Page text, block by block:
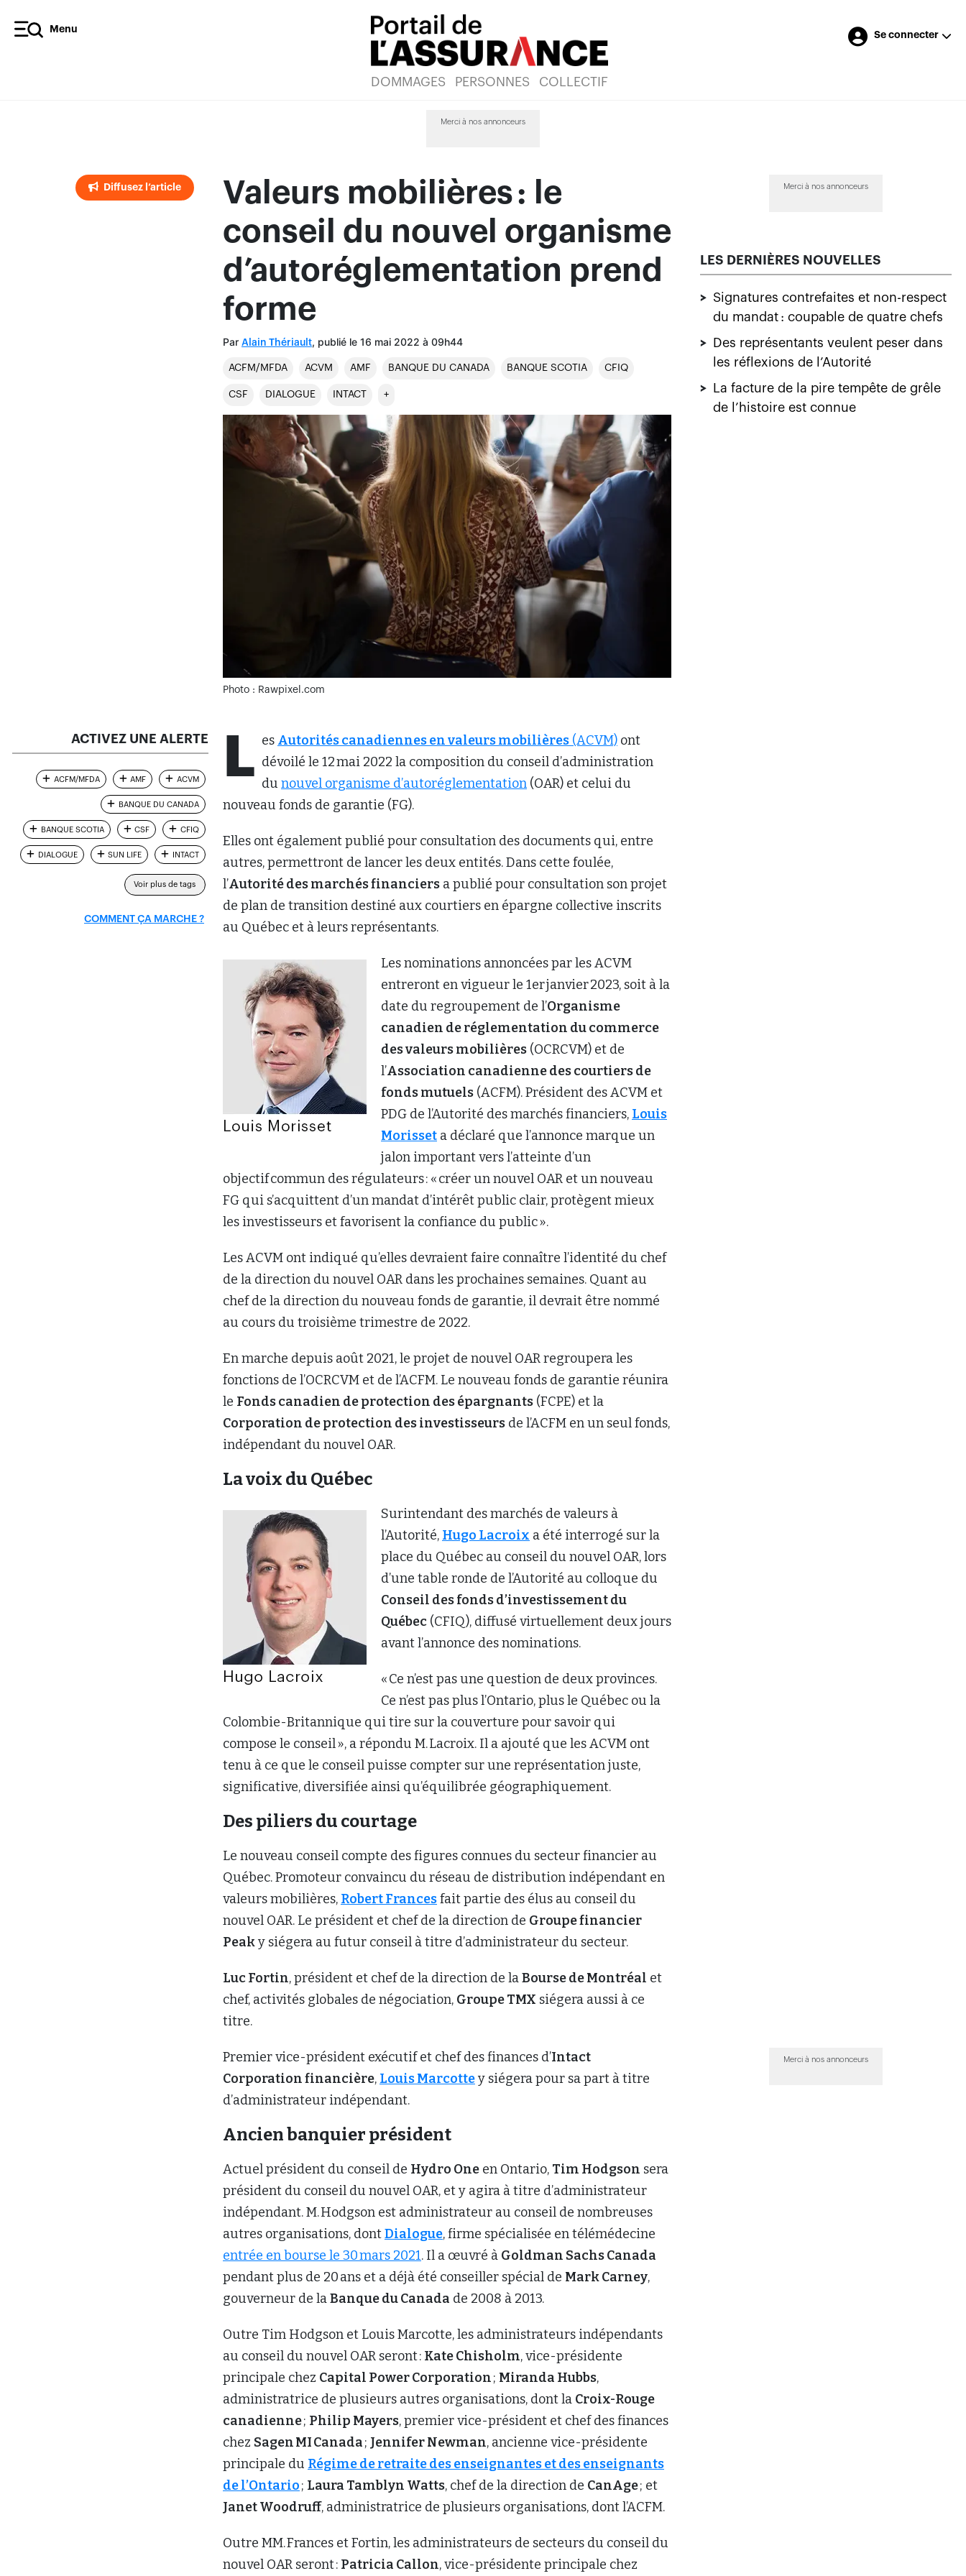
Menu
DOMMAGES PERSONNES COLLECTIF
Se connecter
Merci à nos annonceurs
Diffusez l’article
Valeurs mobilières : le
conseil du nouvel organisme
d’autoréglementation prend
forme
Par Alain Thériault, publié le 16 mai 2022 à 09h44
ACFM/MFDA ACVM AMF BANQUE DU CANADA BANQUE SCOTIA CFIQ
CSF DIALOGUE INTACT +
Photo : Rawpixel.com
L es Autorités canadiennes en valeurs mobilières (ACVM) ont
dévoilé le 12 mai 2022 la composition du conseil d’administration
du nouvel organisme d’autoréglementation (OAR) et celui du
nouveau fonds de garantie (FG).
Elles ont également publié pour consultation des documents qui, entre
autres, permettront de lancer les deux entités. Dans cette foulée,
l’Autorité des marchés financiers a publié pour consultation son projet
de plan de transition destiné aux courtiers en épargne collective inscrits
au Québec et à leurs représentants.
Les nominations annoncées par les ACVM
entreront en vigueur le 1er janvier 2023, soit à la
date du regroupement de l’Organisme
canadien de réglementation du commerce
des valeurs mobilières (OCRCVM) et de
l’Association canadienne des courtiers de
fonds mutuels (ACFM). Président des ACVM et
PDG de l’Autorité des marchés financiers, Louis
Morisset a déclaré que l’annonce marque un
jalon important vers l’atteinte d’un
objectif commun des régulateurs : « créer un nouvel OAR et un nouveau
FG qui s’acquittent d’un mandat d’intérêt public clair, protègent mieux
les investisseurs et favorisent la confiance du public ».
Les ACVM ont indiqué qu’elles devraient faire connaître l’identité du chef
de la direction du nouvel OAR dans les prochaines semaines. Quant au
chef de la direction du nouveau fonds de garantie, il devrait être nommé
au cours du troisième trimestre de 2022.
En marche depuis août 2021, le projet de nouvel OAR regroupera les
fonctions de l’OCRCVM et de l’ACFM. Le nouveau fonds de garantie réunira
le Fonds canadien de protection des épargnants (FCPE) et la
Corporation de protection des investisseurs de l’ACFM en un seul fonds,
indépendant du nouvel OAR.
La voix du Québec
Surintendant des marchés de valeurs à
l’Autorité, Hugo Lacroix a été interrogé sur la
place du Québec au conseil du nouvel OAR, lors
d’une table ronde de l’Autorité au colloque du
Conseil des fonds d’investissement du
Québec (CFIQ), diffusé virtuellement deux jours
avant l’annonce des nominations.
« Ce n’est pas une question de deux provinces.
Ce n’est pas plus l’Ontario, plus le Québec ou la
Colombie-Britannique qui tire sur la couverture pour savoir qui
compose le conseil », a répondu M. Lacroix. Il a ajouté que les ACVM ont
tenu à ce que le conseil puisse compter sur une représentation juste,
significative, diversifiée ainsi qu’équilibrée géographiquement.
Des piliers du courtage
Le nouveau conseil compte des figures connues du secteur financier au
Québec. Promoteur convaincu du réseau de distribution indépendant en
valeurs mobilières, Robert Francesfait partie des élus au conseil du
nouvel OAR. Le président et chef de la direction de Groupe financier
Peaky siégera au futur conseil à titre d’administrateur du secteur.
Luc Fortin, président et chef de la direction de laBourse de Montréal et
chef, activités globales de négociation, Groupe TMX siégera aussi à ce
titre.
Premier vice-président exécutif et chef des finances d’Intact
Corporation financière, Louis Marcottey siégera pour sa part à titre
d’administrateur indépendant.
Ancien banquier président
Actuel président du conseil de Hydro One en Ontario, Tim Hodgson sera
président du conseil du nouvel OAR, et y agira à titre d’administrateur
indépendant. M. Hodgson est administrateur au conseil de nombreuses
autres organisations, dontDialogue, firme spécialisée en télémédecine
entrée en bourse le 30 mars 2021. Il a œuvré à Goldman Sachs Canada
pendant plus de 20 ans et a déjà été conseiller spécial de Mark Carney,
gouverneur de laBanque du Canada de 2008 à 2013.
Outre Tim Hodgson et Louis Marcotte, les administrateurs indépendants
au conseil du nouvel OAR seront : Kate Chisholm, vice-présidente
principale chez Capital Power Corporation; Miranda Hubbs,
administratrice de plusieurs autres organisations, dont la Croix-Rouge
canadienne; Philip Mayers, premier vice-président et chef des finances
chez Sagen MI Canada; Jennifer Newman, ancienne vice-présidente
principale du Régime de retraite des enseignantes et des enseignants
de l’Ontario; Laura Tamblyn Watts, chef de la direction de CanAge; et
Janet Woodruff, administratrice de plusieurs organisations, dont l’ACFM.
Outre MM. Frances et Fortin, les administrateurs de secteurs du conseil du
nouvel OAR seront : Patricia Callon, vice-présidente principale chez
ACTIVEZ UNE ALERTE
ACFM/MFDA AMF ACVM
BANQUE DU CANADA
BANQUE SCOTIA CSF CFIQ
DIALOGUE SUN LIFE INTACT
Voir plus de tags
COMMENT ÇA MARCHE ?
Merci à nos annonceurs
LES DERNIÈRES NOUVELLES
> Signatures contrefaites et non-respect
du mandat : coupable de quatre chefs
>
Des représentants veulent peser dans
les réflexions de l’Autorité
>
La facture de la pire tempête de grêle
de l’histoire est connue
Merci à nos annonceurs